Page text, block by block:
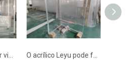
O acrílico Leyu pode fornecer painéis de janela de acrílico - Leyu